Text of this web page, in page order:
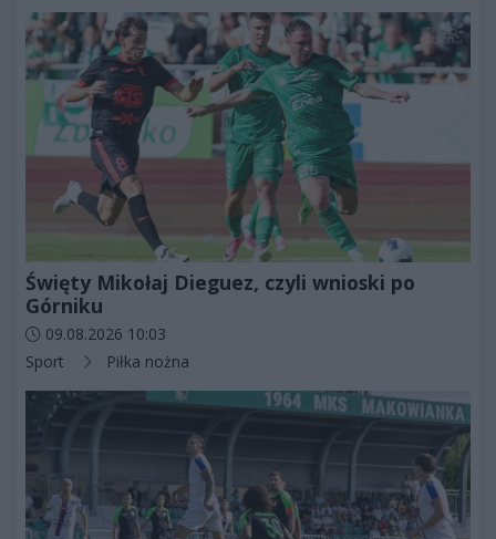
Święty Mikołaj Dieguez, czyli wnioski po
Górniku
Data dodania artykułu:
09.08.2026 10:03
Kategorie artykułu:
Sport Piłka nożna